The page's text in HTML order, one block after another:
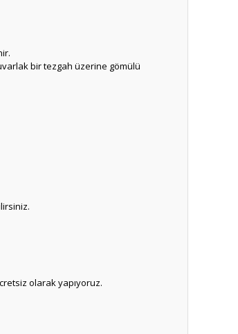
bir tezgah üzerine gömülü
olarak yapıyoruz.